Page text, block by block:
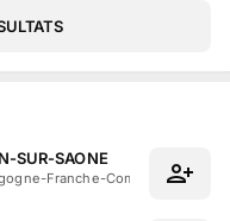
SUR-SAONE
Franche-Comté